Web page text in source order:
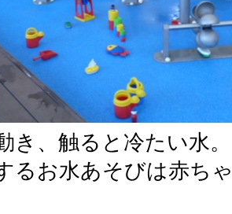
き、触ると冷たい水
るお水あそびは赤ち